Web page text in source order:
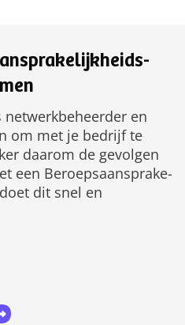
netwerkbeheerder en
om met je bedrijf te
daarom de gevolgen
een Beroepsaansprake­
dit snel en